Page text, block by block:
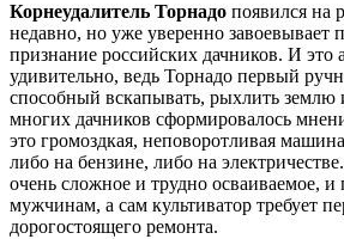
Корнеудалитель Торнадо появился на
недавно, но уже уверенно завоевывает
признание российских дачников. И это
удивительно, ведь Торнадо первый
способный вскапывать, рыхлить землю
многих дачников сформировалось
это громоздкая, неповоротливая
либо на бензине, либо на
очень сложное и трудно осваиваемое, и
мужчинам, а сам культиватор требует
дорогостоящего ремонта.